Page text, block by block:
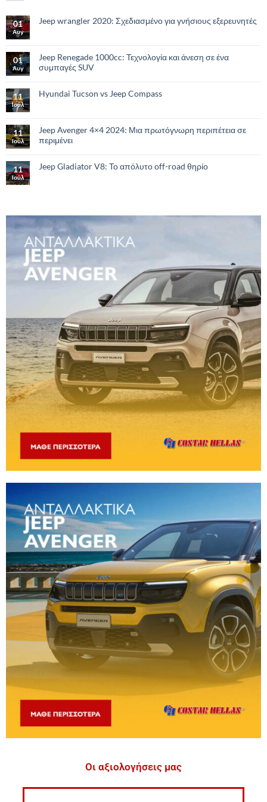
01
Αυγ
Jeep wrangler 2020: Σχεδιασμένο για γνήσιους εξερευνητές
01
Αυγ
Jeep Renegade 1000cc: Τεχνολογία και άνεση σε ένα
συμπαγές SUV
11
Ιούλ
Hyundai Tucson vs Jeep Compass
11
Ιούλ
Jeep Avenger 4×4 2024: Μια πρωτόγνωρη περιπέτεια σε
περιμένει
11
Ιούλ
Jeep Gladiator V8: Το απόλυτο οff-road θηρίο
Οι αξιολογήσεις μας